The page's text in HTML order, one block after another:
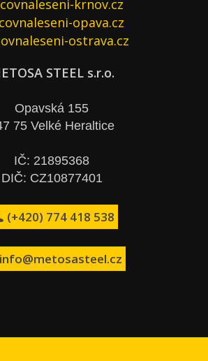
krnov.cz
opava.cz
ostrava.cz
STEEL s.r.o.
Opavská 155
75 Velké Heraltice
IČ: 21895368
DIČ: CZ10877401
(+420) 774 418 538
info@metosasteel.cz